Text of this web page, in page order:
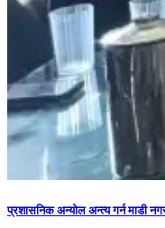
प्रशासनिक अन्योल अन्त्य गर्न माडी